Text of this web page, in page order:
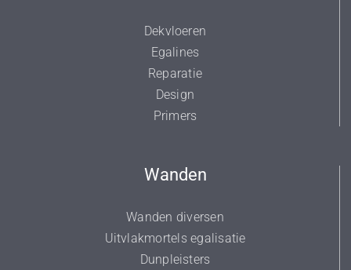
Dekvloeren
Egalines
Reparatie
Design
Primers
Wanden
Wanden diversen
Uitvlakmortels egalisatie
Dunpleisters